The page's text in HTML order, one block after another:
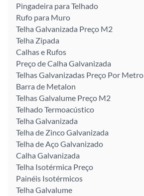
Pingadeira para Telhado
Rufo para Muro
Telha Galvanizada Preço M2
Telha Zipada
Calhas e Rufos
Preço de Calha Galvanizada
Telhas Galvanizadas Preço Por Metro
Barra de Metalon
Telhas Galvalume Preço M2
Telhado Termoacústico
Telha Galvanizada
Telha de Zinco Galvanizada
Telha de Aço Galvanizado
Calha Galvanizada
Telha Isotérmica Preço
Painéis Isotérmicos
Telha Galvalume